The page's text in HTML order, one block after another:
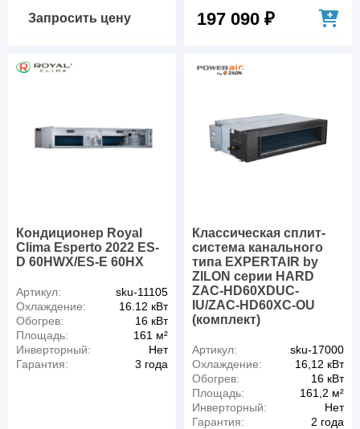
Запросить цену 197 090 ₽
Кондиционер Royal
Clima Esperto 2022 ES-
D 60HWX/ES-E 60HX
Артикул:
sku-11105
Охлаждение:
16.12 кВт
Обогрев:
16 кВт
Площадь:
161 м²
Инверторный:
Нет
Гарантия:
3 года
Классическая сплит-
система канального
типа EXPERTAIR by
ZILON серии HARD
ZAC-HD60XDUC-
IU/ZAC-HD60XC-OU
(комплект)
Артикул:
sku-17000
Охлаждение:
16,12 кВт
Обогрев:
16 кВт
Площадь:
161,2 м²
Инверторный:
Нет
Гарантия:
2 года